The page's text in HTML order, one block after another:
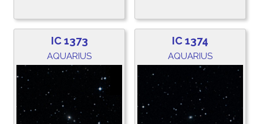
IC 1373
AQUARIUS
IC 1374
AQUARIUS